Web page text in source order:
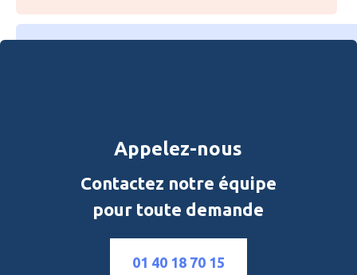
Appelez-nous
Contactez notre équipe
pour toute demande
01 40 18 70 15